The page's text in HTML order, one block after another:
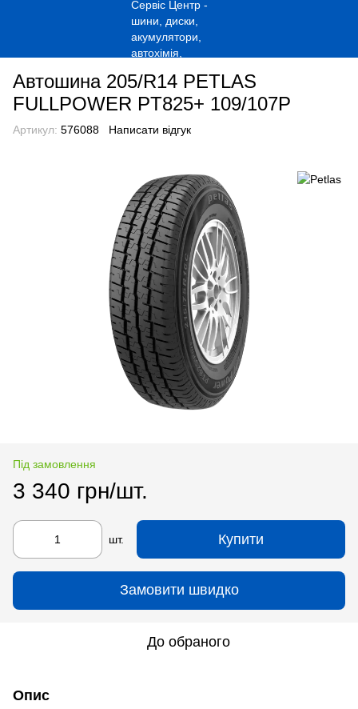
Автошина 205/R14 PETLAS
FULLPOWER PT825+ 109/107P
Артикул: 576088 Написати відгук
Під замовлення
3 340 грн/шт.
шт. Купити
Замовити швидко
До обраного
Опис